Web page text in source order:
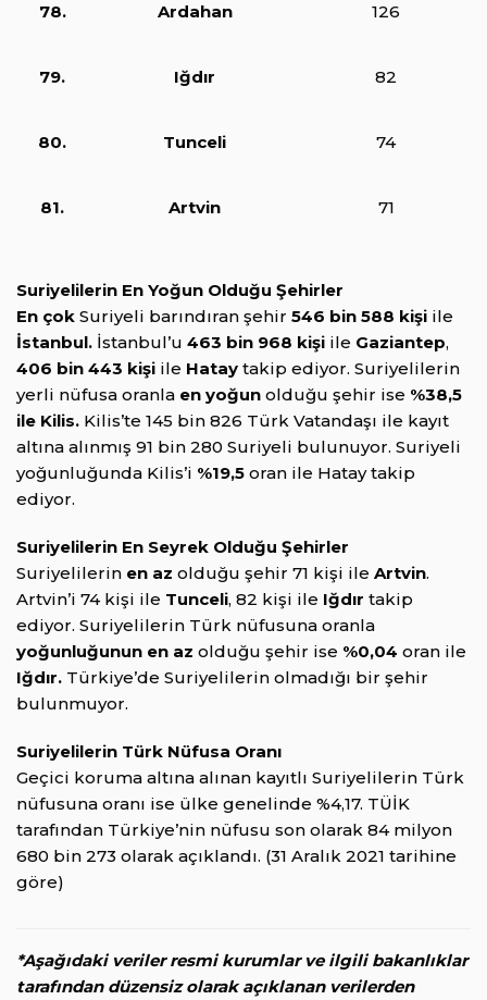
78. Ardahan 126
79. Iğdır 82
80. Tunceli 74
81. Artvin 71
Suriyelilerin En Yoğun Olduğu Şehirler
En çok Suriyeli barındıran şehir 546 bin 588 kişi ile
İstanbul. İstanbul’u 463 bin 968 kişi ile Gaziantep,
406 bin 443 kişi ile Hatay takip ediyor. Suriyelilerin
yerli nüfusa oranla en yoğun olduğu şehir ise %38,5
ile Kilis. Kilis’te 145 bin 826 Türk Vatandaşı ile kayıt
altına alınmış 91 bin 280 Suriyeli bulunuyor. Suriyeli
yoğunluğunda Kilis’i %19,5 oran ile Hatay takip
ediyor.
Suriyelilerin En Seyrek Olduğu Şehirler
Suriyelilerin en az olduğu şehir 71 kişi ile Artvin.
Artvin’i 74 kişi ile Tunceli, 82 kişi ile Iğdır takip
ediyor. Suriyelilerin Türk nüfusuna oranla
yoğunluğunun en az olduğu şehir ise %0,04 oran ile
Iğdır. Türkiye’de Suriyelilerin olmadığı bir şehir
bulunmuyor.
Suriyelilerin Türk Nüfusa Oranı
Geçici koruma altına alınan kayıtlı Suriyelilerin Türk
nüfusuna oranı ise ülke genelinde %4,17. TÜİK
tarafından Türkiye’nin nüfusu son olarak 84 milyon
680 bin 273 olarak açıklandı. (31 Aralık 2021 tarihine
göre)
*Aşağıdaki veriler resmi kurumlar ve ilgili bakanlıklar
tarafından düzensiz olarak açıklanan verilerden